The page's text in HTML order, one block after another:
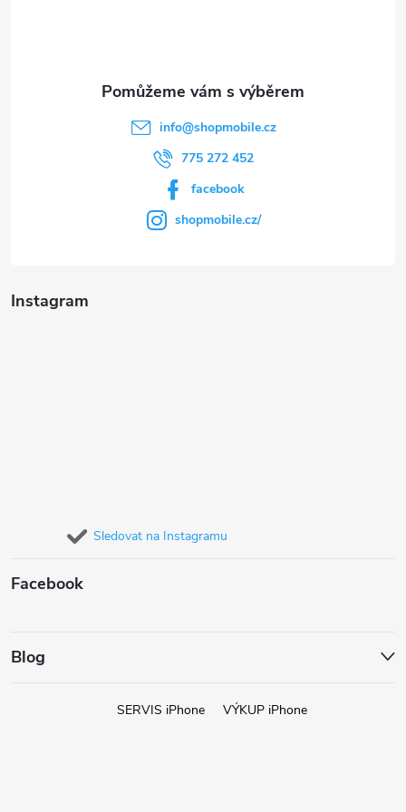
info@shopmobile.cz
775 272 452
facebook
shopmobile.cz/
Instagram
Sledovat na Instagramu
Facebook
Blog
SERVIS iPhone VÝKUP iPhone